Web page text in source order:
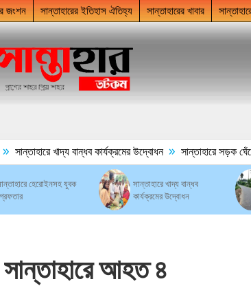
জংশন সান্তাহারের ইতিহাস ঐতিহ্য সান্তাহারের খাবার
সান্তাহারে খাদ্য বান্ধব কার্যক্রমের উদ্বোধন » সান্তাহারে সড়ক ঘেঁষে
হেরোইনসহ যুবক
সান্তাহারে খাদ্য বান্ধব
কার্যক্রমের উদ্বোধন
আহত ৪